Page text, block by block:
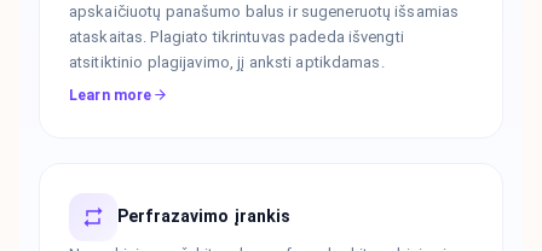
apskaičiuotų panašumo balus ir sugeneruotų išsamias
ataskaitas. Plagiato tikrintuvas padeda išvengti
atsitiktinio plagijavimo, jį anksti aptikdamas.
Learn more
Perfrazavimo įrankis